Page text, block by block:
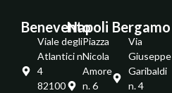
Benevento
Viale degli
Atlantici n.
4
82100 -
Napoli
Piazza
Nicola
Amore
n. 6
Bergamo
Via
Giuseppe
Garibaldi
n. 4